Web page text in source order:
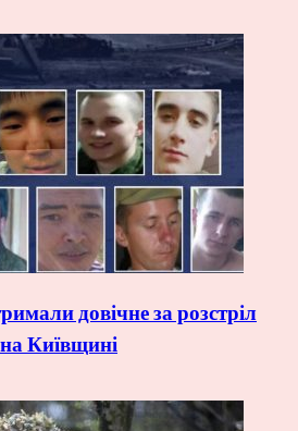
довічне за розстріл
Київщині